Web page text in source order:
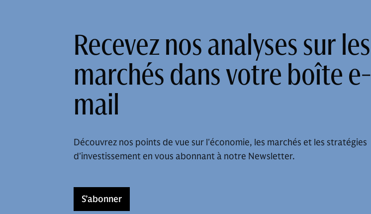
Recevez nos analyses sur les
marchés dans votre boîte e-
mail
Découvrez nos points de vue sur l'économie, les marchés et les stratégies
d'investissement en vous abonnant à notre Newsletter.
S’abonner